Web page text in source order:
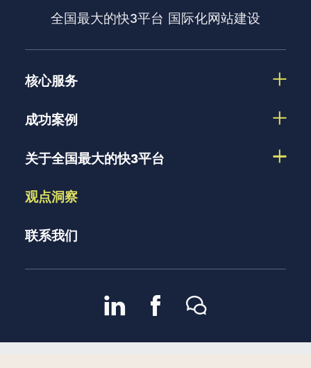
全国最大的快3平台 国际化网站建设
核心服务
成功案例
关于全国最大的快3平台
观点洞察
联系我们